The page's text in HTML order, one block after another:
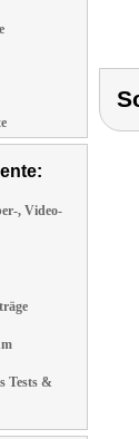
, Video-
Tests &